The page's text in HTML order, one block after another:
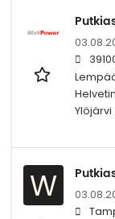
Ylöjärvi
W